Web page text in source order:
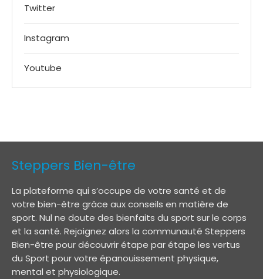
Twitter
Instagram
Youtube
Steppers Bien-être
La plateforme qui s’occupe de votre santé et de
votre bien-être grâce aux conseils en matière de
sport. Nul ne doute des bienfaits du sport sur le corps
et la santé. Rejoignez alors la communauté Steppers
Bien-être pour découvrir étape par étape les vertus
du Sport pour votre épanouissement physique,
mental et physiologique.